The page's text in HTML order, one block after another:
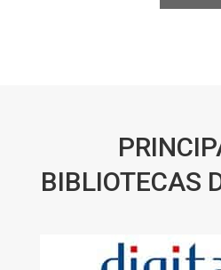
BIBLIOTECAS